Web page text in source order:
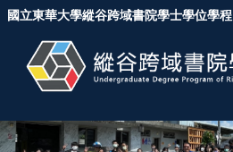
跳
區
塊
國立東華大學縱谷跨域書院學士學位學程